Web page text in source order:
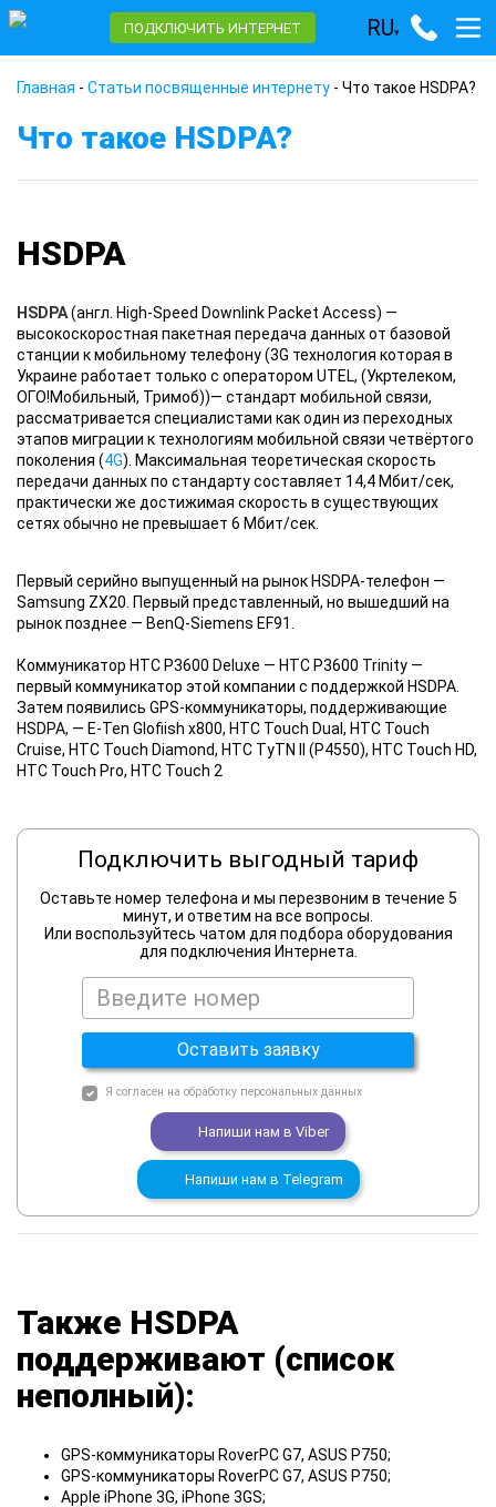
ПОДКЛЮЧИТЬ ИНТЕРНЕТ RU▾
Главная - Статьи посвященные интернету - Что такое HSDPA?
Что такое HSDPA?
HSDPA
HSDPA(англ. High-Speed Downlink Packet Access) —
высокоскоростная пакетная передача данных от базовой
станции к мобильному телефону (3G технология которая в
Украине работает только с оператором UTEL, (Укртелеком,
ОГО!Мобильный, Тримоб))— стандарт мобильной связи,
рассматривается специалистами как один из переходных
этапов миграции к технологиям мобильной связи четвёртого
поколения (4G). Максимальная теоретическая скорость
передачи данных по стандарту составляет 14,4 Мбит/сек,
практически же достижимая скорость в существующих
сетях обычно не превышает 6 Мбит/сек.
Первый серийно выпущенный на рынок HSDPA-телефон —
Samsung ZX20. Первый представленный, но вышедший на
рынок позднее — BenQ-Siemens EF91.
Коммуникатор HTC P3600 Deluxe — HTC P3600 Trinity —
первый коммуникатор этой компании с поддержкой HSDPA.
Затем появились GPS-коммуникаторы, поддерживающие
HSDPA, — E-Ten Glofiish x800, HTC Touch Dual, HTC Touch
Cruise, HTC Touch Diamond, HTC TyTN II (P4550), HTC Touch HD,
HTC Touch Pro, HTC Touch 2
Подключить выгодный тариф
Оставьте номер телефона и мы перезвоним в течение 5
минут, и ответим на все вопросы.
Или воспользуйтесь чатом для подбора оборудования
для подключения Интернета.
Оставить заявку
Я согласен на обработку персональных данных
Напиши нам в Viber
Напиши нам в Telegram
Также HSDPA
поддерживают (список
неполный):
GPS-коммуникаторы RoverPC G7, ASUS P750;
GPS-коммуникаторы RoverPC G7, ASUS P750;
Apple iPhone 3G, iPhone 3GS;